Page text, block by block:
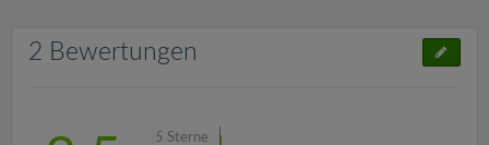
2 Bewertungen
5 Sterne